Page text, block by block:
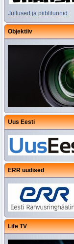
Jutlused ja piiblitunnid
Objektiiv
Uus Eesti
ERR uudised
Life TV